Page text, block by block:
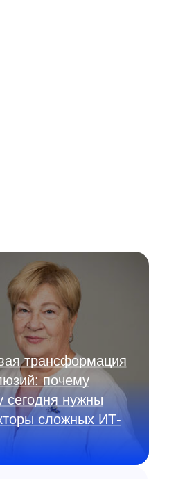
трансформация
почему
сегодня нужны
сложных ИТ-